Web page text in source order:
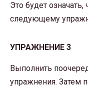
Это будет
следующему
УПРАЖНЕНИЕ 3
Выполнить
упражнения. Затем